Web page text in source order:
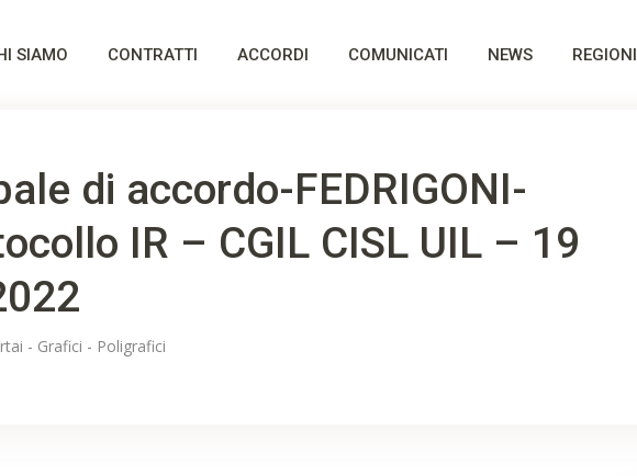
SIAMO CONTRATTI ACCORDI COMUNICATI NEWS REGIONI
di accordo-FEDRIGONI-
IR – CGIL CISL UIL – 19
- Grafici - Poligrafici